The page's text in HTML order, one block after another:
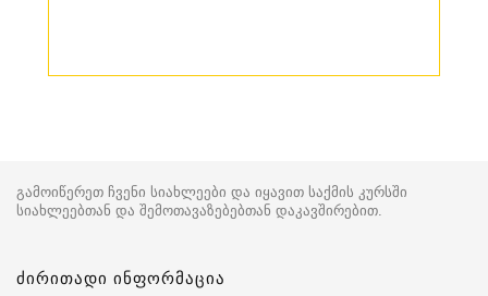
გამოიწერეთ ჩვენი სიახლეები და იყავით საქმის კურსში
სიახლეებთან და შემოთავაზებებთან დაკავშირებით.
ძირითადი ინფორმაცია